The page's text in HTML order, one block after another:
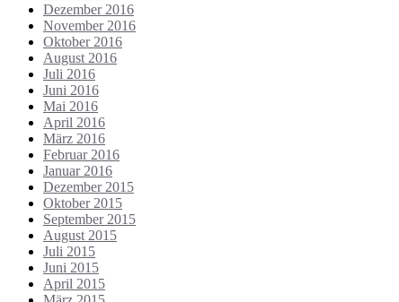
Dezember 2016
November 2016
Oktober 2016
August 2016
Juli 2016
Juni 2016
Mai 2016
April 2016
März 2016
Februar 2016
Januar 2016
Dezember 2015
Oktober 2015
September 2015
August 2015
Juli 2015
Juni 2015
April 2015